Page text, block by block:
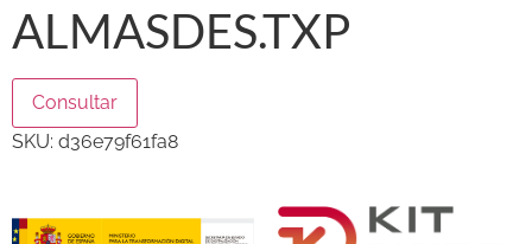
ALMASDES.TXP
Consultar
SKU: d36e79f61fa8